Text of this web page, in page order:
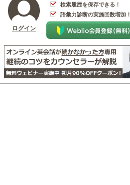
ログイン
検索履歴を保存できる！
語彙力診断の実施回数増加！